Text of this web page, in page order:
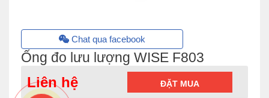
Chat qua facebook
Ống đo lưu lượng WISE F803
Liên hệ ĐẶT MUA